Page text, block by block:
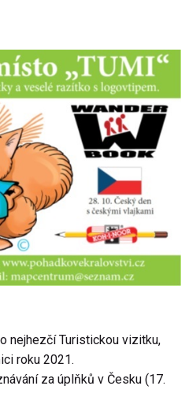
nejhezčí Turistickou vizitku,
roku 2021.
za úplňků v Česku (17.